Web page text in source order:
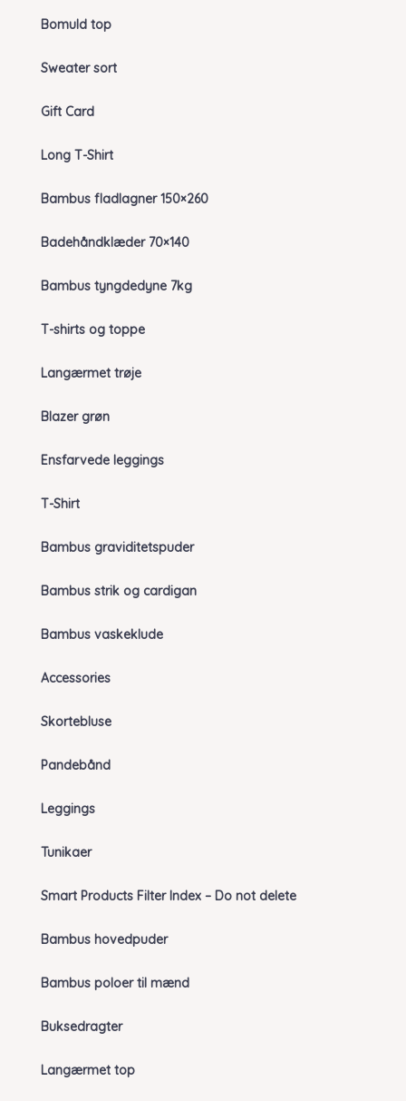
Bomuld top
Sweater sort
Gift Card
Long T-Shirt
Bambus fladlagner 150×260
Badehåndklæder 70×140
Bambus tyngdedyne 7kg
T-shirts og toppe
Langærmet trøje
Blazer grøn
Ensfarvede leggings
T-Shirt
Bambus graviditetspuder
Bambus strik og cardigan
Bambus vaskeklude
Accessories
Skortebluse
Pandebånd
Leggings
Tunikaer
Smart Products Filter Index – Do not delete
Bambus hovedpuder
Bambus poloer til mænd
Buksedragter
Langærmet top